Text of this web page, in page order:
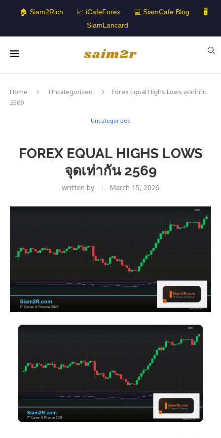
🏠 Siam2Rich 📈 iCafeForex 💻 SiamCafe Blog
🖥️
SiamLancard
Home Uncategorized
Forex Equal Highs Lows จุดเท่ากัน
2569
Uncategorized
FOREX EQUAL HIGHS LOWS
จุดเท่ากัน 2569
written by March 15, 2026